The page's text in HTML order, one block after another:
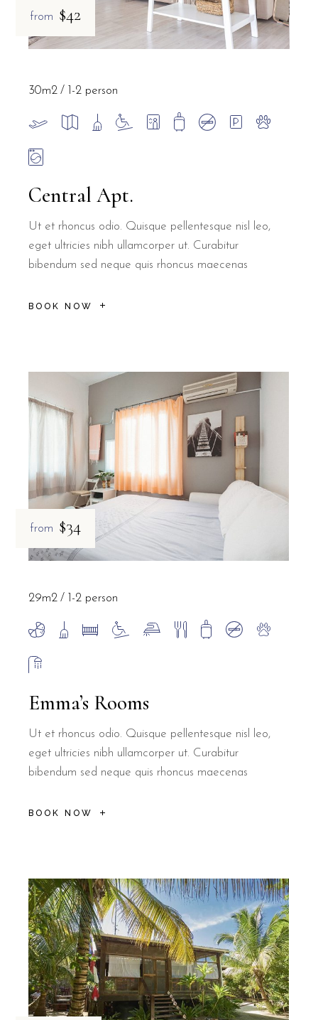
from $42
Central Apt.
Ut et rhoncus odio. Quisque pellentesque nisl leo,
eget ultricies nibh ullamcorper ut. Curabitur
bibendum sed neque quis rhoncus maecenas
BOOK NOW
30m2 1-2 person
from $34
Emma’s Rooms
Ut et rhoncus odio. Quisque pellentesque nisl leo,
eget ultricies nibh ullamcorper ut. Curabitur
bibendum sed neque quis rhoncus maecenas
BOOK NOW
29m2 1-2 person